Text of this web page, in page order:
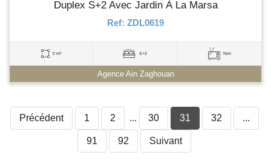
Duplex S+2 Avec Jardin À La Marsa
Ref: ZDL0619
0 m² S+2 Non
Agence Ain Zaghouan
Précédent 1 2 ... 30 31 32 ...
91 92 Suivant